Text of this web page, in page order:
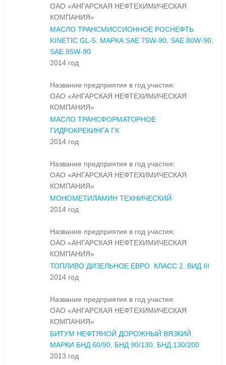
ОАО «АНГАРСКАЯ НЕФТЕХИМИЧЕСКАЯ
КОМПАНИЯ»
МАСЛО ТРАНСМИССИОННОЕ РОСНЕФТЬ
KINETIC GL-5. МАРКА SAE 75W-90, SAE 80W-90,
SAE 85W-90
2014 год
Название предприятия в год участия:
ОАО «АНГАРСКАЯ НЕФТЕХИМИЧЕСКАЯ
КОМПАНИЯ»
МАСЛО ТРАНСФОРМАТОРНОЕ
ГИДРОКРЕКИНГА ГК
2014 год
Название предприятия в год участия:
ОАО «АНГАРСКАЯ НЕФТЕХИМИЧЕСКАЯ
КОМПАНИЯ»
МОНОМЕТИЛАМИН ТЕХНИЧЕСКИЙ
2014 год
Название предприятия в год участия:
ОАО «АНГАРСКАЯ НЕФТЕХИМИЧЕСКАЯ
КОМПАНИЯ»
ТОПЛИВО ДИЗЕЛЬНОЕ ЕВРО. КЛАСС 2. ВИД III
2014 год
Название предприятия в год участия:
ОАО «АНГАРСКАЯ НЕФТЕХИМИЧЕСКАЯ
КОМПАНИЯ»
БИТУМ НЕФТЯНОЙ ДОРОЖНЫЙ ВЯЗКИЙ.
МАРКИ БНД 60/90, БНД 90/130, БНД 130/200
2013 год